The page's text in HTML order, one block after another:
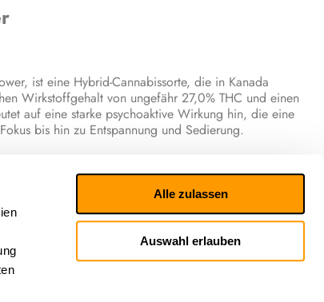
Alle zulassen
Auswahl erlauben
ist eine Hybrid-Cannabissorte, die in Kanada
Wirkstoffgehalt von ungefähr 27,0% THC und einen
auf eine starke psychoaktive Wirkung hin, die eine
bis hin zu Entspannung und Sedierung.
einer vielschichtigen Wirkung, die sowohl zerebrale
Blüte soll energetisch wirken, die Konzentration
eine angenehme Entspannung (relaxed) bis hin zur
eine Mischung aus Zitrus, Kiefer und Erdigkeit